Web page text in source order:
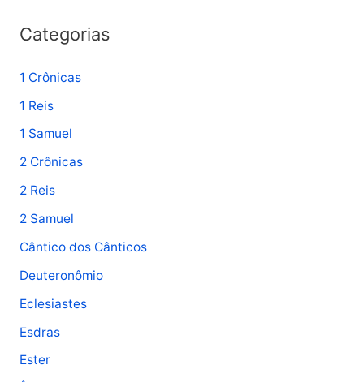
Categorias
1 Crônicas
1 Reis
1 Samuel
2 Crônicas
2 Reis
2 Samuel
Cântico dos Cânticos
Deuteronômio
Eclesiastes
Esdras
Ester